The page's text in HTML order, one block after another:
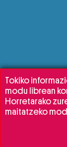
Tokiko
modu librean
Horretarako
maitatzeko